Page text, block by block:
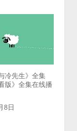
冷先生》全集
版》全集在线播
8日